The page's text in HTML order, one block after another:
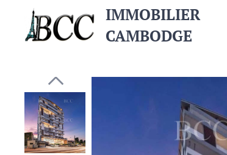
IMMOBILIER
CAMBODGE